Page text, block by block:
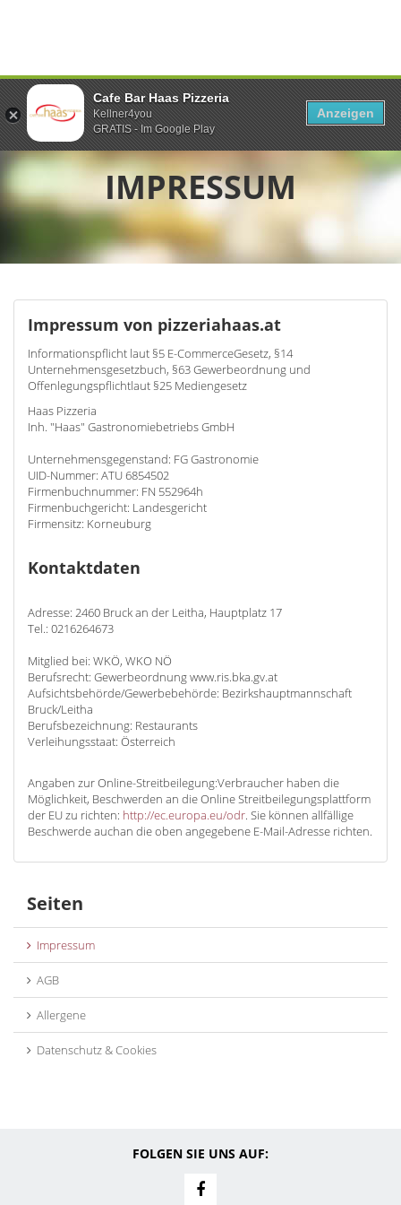
IMPRESSUM
Impressum von pizzeriahaas.at
Informationspflicht laut §5 E-CommerceGesetz, §14
Unternehmensgesetzbuch, §63 Gewerbeordnung und
Offenlegungspflichtlaut §25 Mediengesetz
Haas Pizzeria
Inh. "Haas" Gastronomiebetriebs GmbH
Unternehmensgegenstand: FG Gastronomie
UID-Nummer: ATU 6854502
Firmenbuchnummer: FN 552964h
Firmenbuchgericht: Landesgericht
Firmensitz: Korneuburg
Kontaktdaten
Adresse: 2460 Bruck an der Leitha, Hauptplatz 17
Tel.: 0216264673
Mitglied bei: WKÖ, WKO NÖ
Berufsrecht: Gewerbeordnung www.ris.bka.gv.at
Aufsichtsbehörde/Gewerbebehörde: Bezirkshauptmannschaft
Bruck/Leitha
Berufsbezeichnung: Restaurants
Verleihungsstaat: Österreich
Angaben zur Online-Streitbeilegung:Verbraucher haben die
Möglichkeit, Beschwerden an die Online Streitbeilegungsplattform
der EU zu richten: http://ec.europa.eu/odr. Sie können allfällige
Beschwerde auchan die oben angegebene E-Mail-Adresse richten.
Seiten
Impressum
AGB
Allergene
Datenschutz & Cookies
FOLGEN SIE UNS AUF:
Cafe Bar Haas Pizzeria
Kellner4you
GRATIS - Im Google Play
Anzeigen